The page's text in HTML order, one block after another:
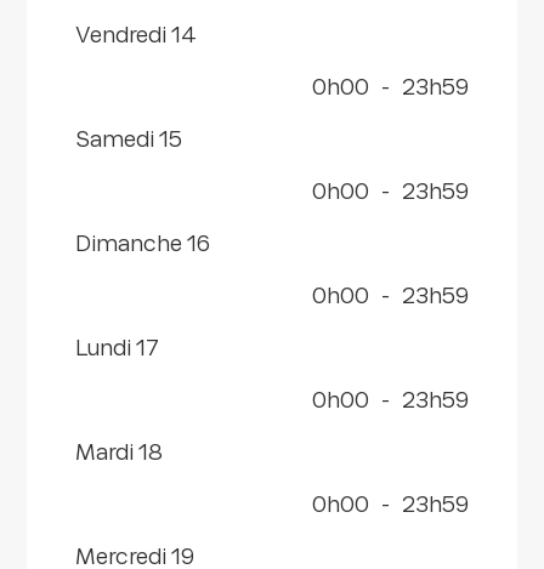
vendredi 14
0h00 - 23h59
samedi 15
0h00 - 23h59
dimanche 16
0h00 - 23h59
lundi 17
0h00 - 23h59
mardi 18
0h00 - 23h59
mercredi 19